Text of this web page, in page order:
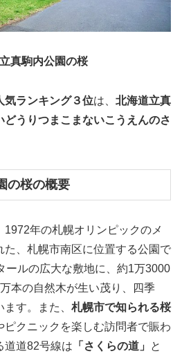
真駒内公園の桜
気ランキング３位は、 北海道立真
うりつまこまないこうえんのさ
の桜の概要
1972年の札幌オリンピックのメ
た、札幌市南区に位置する公園で
ールの広大な敷地に、約1万3000
本の自然木が生い茂り、四季
す。また、 札幌市で知られる桜
ピクニックを楽しむ訪問者で賑わ
道道82号線は 「さくらの道」
と